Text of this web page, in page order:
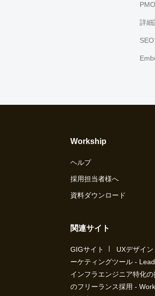
PMO
詳
Workship
ヘルプ
採用担当者様へ
資料ダウンロード
関連サイト
GIGサイト UXデザイ
ーケティングツール -
インフラエンジニア特化
のフリーランス採用 -